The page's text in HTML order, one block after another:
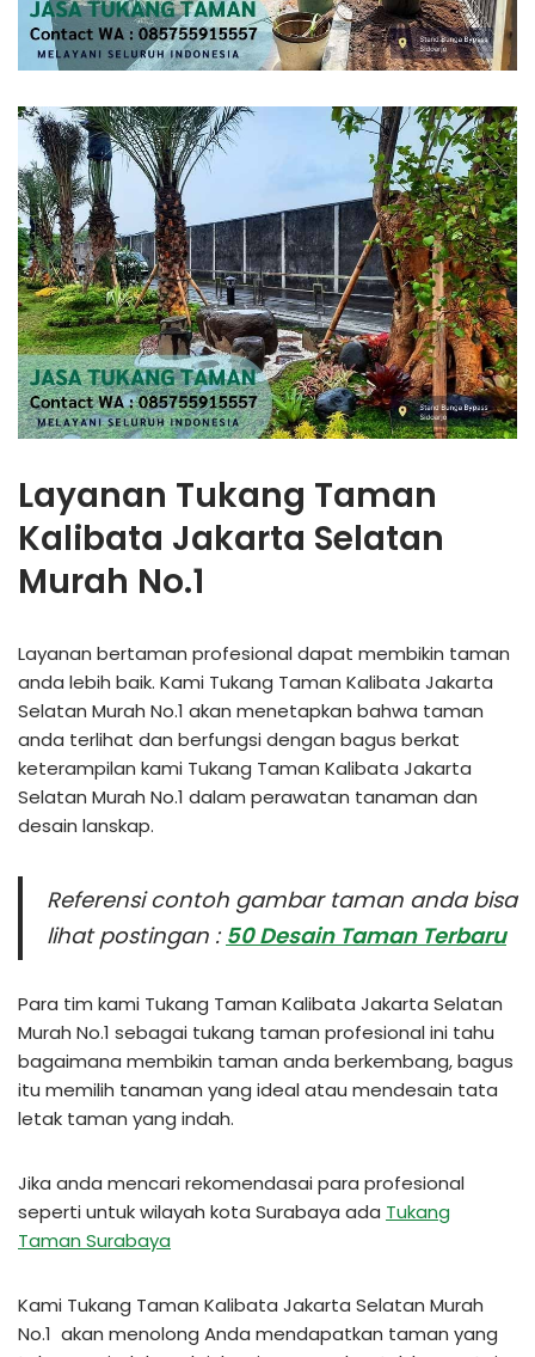
Layanan Tukang Taman
Kalibata Jakarta Selatan
Murah No.1
Layanan bertaman profesional dapat membikin taman
anda lebih baik. Kami Tukang Taman Kalibata Jakarta
Selatan Murah No.1 akan menetapkan bahwa taman
anda terlihat dan berfungsi dengan bagus berkat
keterampilan kami Tukang Taman Kalibata Jakarta
Selatan Murah No.1 dalam perawatan tanaman dan
desain lanskap.
Referensi contoh gambar taman anda bisa
lihat postingan : 50 Desain Taman Terbaru
Para tim kami Tukang Taman Kalibata Jakarta Selatan
Murah No.1 sebagai tukang taman profesional ini tahu
bagaimana membikin taman anda berkembang, bagus
itu memilih tanaman yang ideal atau mendesain tata
letak taman yang indah.
Jika anda mencari rekomendasai para profesional
seperti untuk wilayah kota Surabaya ada Tukang
Taman Surabaya
Kami Tukang Taman Kalibata Jakarta Selatan Murah
No.1 akan menolong Anda mendapatkan taman yang